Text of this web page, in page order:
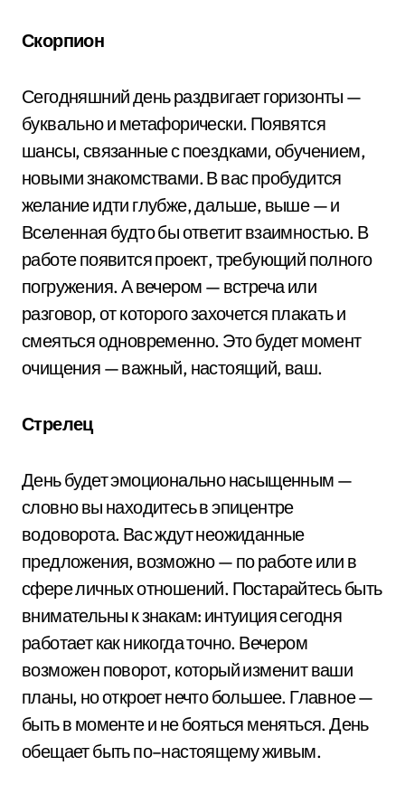
Скорпион
Сегодняшний день раздвигает горизонты —
буквально и метафорически. Появятся
шансы, связанные с поездками, обучением,
новыми знакомствами. В вас пробудится
желание идти глубже, дальше, выше — и
Вселенная будто бы ответит взаимностью. В
работе появится проект, требующий полного
погружения. А вечером — встреча или
разговор, от которого захочется плакать и
смеяться одновременно. Это будет момент
очищения — важный, настоящий, ваш.
Стрелец
День будет эмоционально насыщенным —
словно вы находитесь в эпицентре
водоворота. Вас ждут неожиданные
предложения, возможно — по работе или в
сфере личных отношений. Постарайтесь быть
внимательны к знакам: интуиция сегодня
работает как никогда точно. Вечером
возможен поворот, который изменит ваши
планы, но откроет нечто большее. Главное —
быть в моменте и не бояться меняться. День
обещает быть по–настоящему живым.